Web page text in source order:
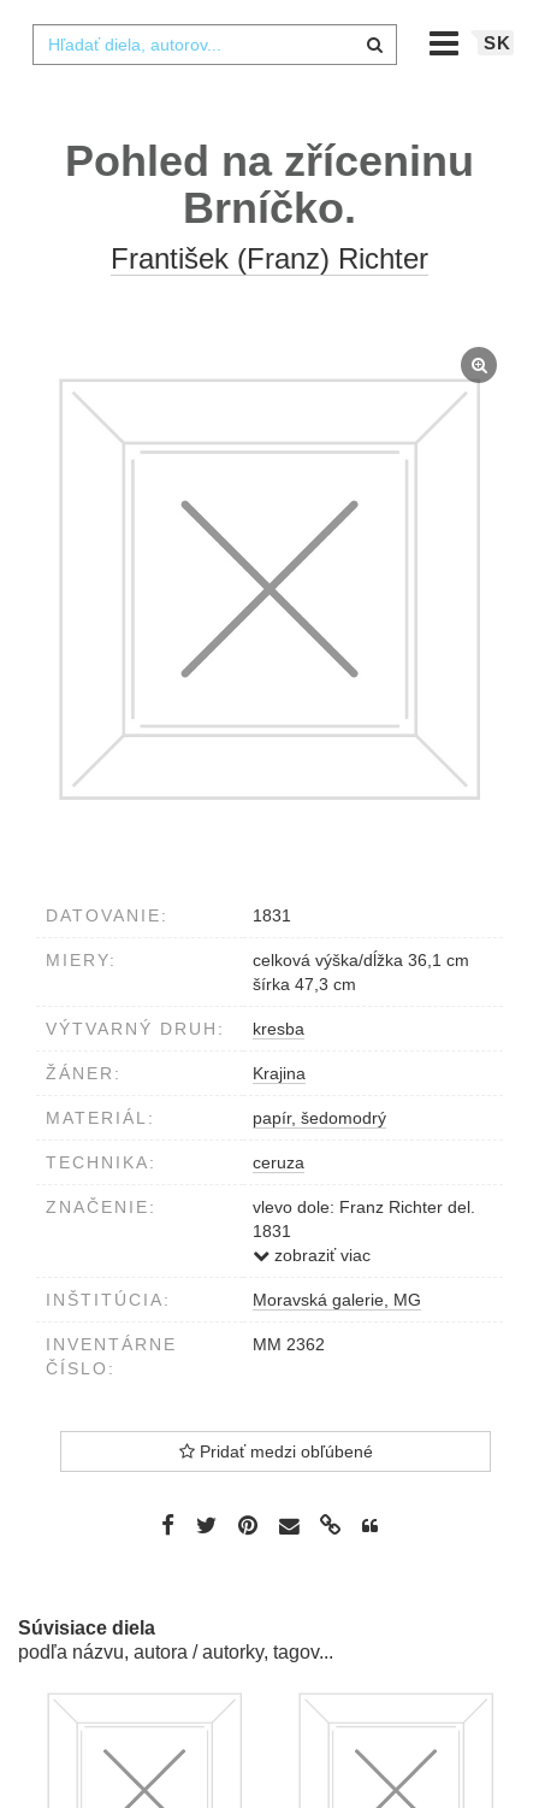
SK
Pohled na zříceninu
Brníčko.
František (Franz) Richter
DATOVANIE: 1831
MIERY:
celková výška/dĺžka 36,1 cm
šírka 47,3 cm
VÝTVARNÝ DRUH: kresba
ŽÁNER: Krajina
MATERIÁL: papír, šedomodrý
TECHNIKA: ceruza
ZNAČENIE:
vlevo dole: Franz Richter del.
1831
vlevo dole: Abendbeleuchtung.
zobraziť viac
INŠTITÚCIA: Moravská galerie, MG
INVENTÁRNE
ČÍSLO:
MM 2362
Pridať medzi obľúbené
Súvisiace diela
podľa názvu, autora / autorky, tagov...